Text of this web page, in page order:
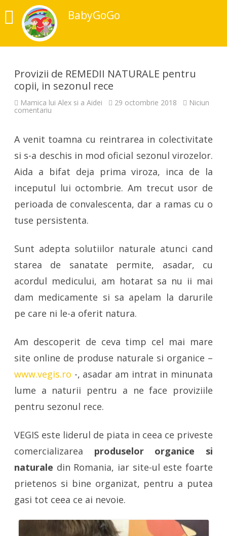
BabyGoGo
Provizii de REMEDII NATURALE pentru
copii, in sezonul rece
Mamica lui Alex si a Aidei 29 octombrie 2018 Niciun
comentariu
NATURALE
pentru
copii,
in
sezonul
rece
A venit toamna cu reintrarea in colectivitate
si s-a deschis in mod oficial sezonul virozelor.
Aida a bifat deja prima viroza, inca de la
inceputul lui octombrie. Am trecut usor de
perioada de convalescenta, dar a ramas cu o
tuse persistenta.
Sunt adepta solutiilor naturale atunci cand
starea de sanatate permite, asadar, cu
acordul medicului, am hotarat sa nu ii mai
dam medicamente si sa apelam la darurile
pe care ni le-a oferit natura.
Am descoperit de ceva timp cel mai mare
site online de produse naturale si organice –
www.vegis.ro -, asadar am intrat in minunata
lume a naturii pentru a ne face proviziile
pentru sezonul rece.
VEGIS este liderul de piata in ceea ce priveste
comercializarea produselor organice si
naturale din Romania, iar site-ul este foarte
prietenos si bine organizat, pentru a putea
gasi tot ceea ce ai nevoie.